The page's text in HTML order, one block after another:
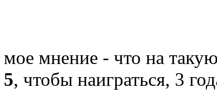
мое мнение - что на
5, чтобы наиграться, 3